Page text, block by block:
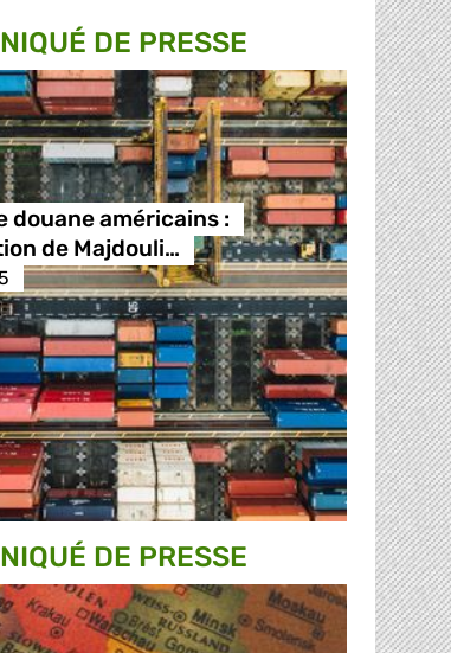
DE PRESSE
douane américains :
de Majdouli…
DE PRESSE